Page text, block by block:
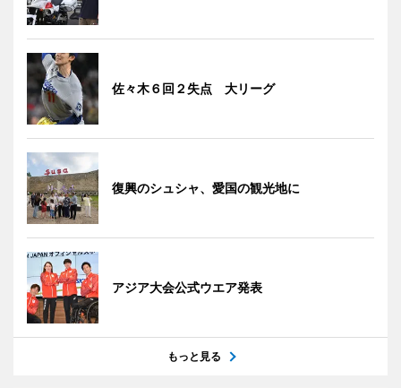
佐々木６回２失点 大リーグ
復興のシュシャ、愛国の観光地に
アジア大会公式ウエア発表
もっと見る